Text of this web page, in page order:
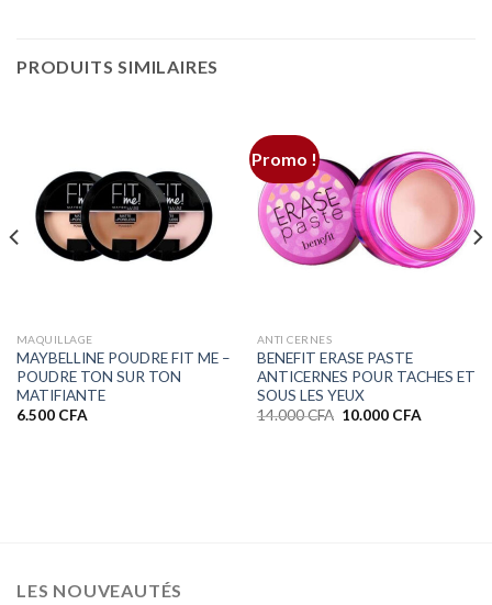
PRODUITS SIMILAIRES
MAQUILLAGE
MAYBELLINE POUDRE FIT ME –
POUDRE TON SUR TON
MATIFIANTE
6.500 CFA
Promo !
ANTI CERNES
BENEFIT ERASE PASTE
ANTICERNES POUR TACHES ET
SOUS LES YEUX
14.000CFA Le
10.000 CFALe
LES NOUVEAUTÉS